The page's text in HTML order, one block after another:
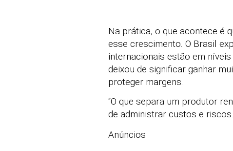
Na prática, o que acontece é
esse crescimento. O Brasil
internacionais estão em
deixou de significar ganhar
proteger margens.
“O que separa um produtor
de administrar custos e
Anúncios